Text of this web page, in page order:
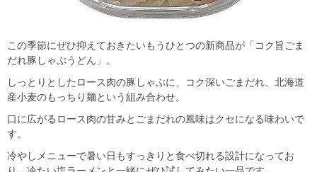
この季節にぜひ抑えておきたいもうひとつの新商品が「コク旨ごま
だれ豚しゃぶうどん」。
しっとりとしたロース肉の豚しゃぶに、コク深いごまだれ、北海道
産小麦のもっちり麺という組み合わせ。
口に広がるロース肉の甘みとごまだれの風味はクセになる味わいで
す。
冷やしメニューで暑い日もすっきりと食べ切れる設計になってお